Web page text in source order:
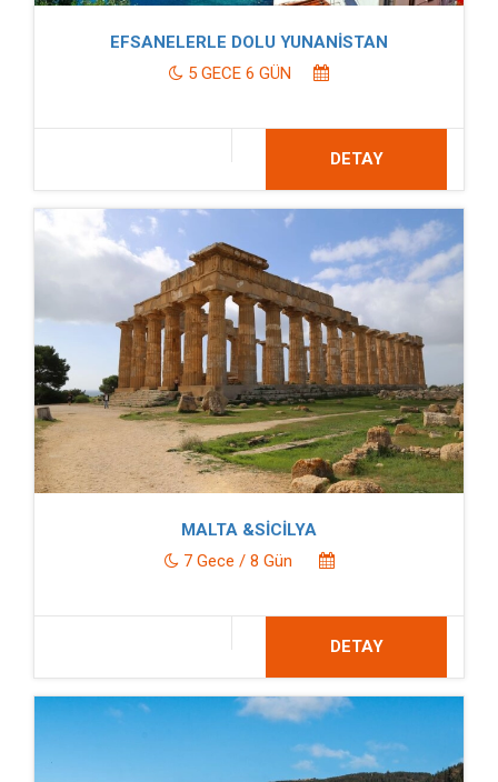
EFSANELERLE DOLU YUNANİSTAN
5 GECE 6 GÜN
DETAY
MALTA &SİCİLYA
7 Gece / 8 Gün
DETAY